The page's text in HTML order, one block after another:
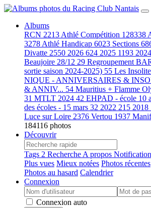
Albums
RCN 2213 Athlé Compétition 128338
3278 Athlé Handicap 6023 Sections
Divatte 2550 2026 624 2025 1193 2024
Beaujoire 28/12 29 Regroupement
sortie saison 2024-2025) 55 Les
NIQUE - ANNIVERSAIRES &
& ANNIV... 54 Mauritius + Flamme
31 MTLT 2024 42 EHPAD - école 10
des écoles - 15 mars 32 2022 215 2018
Luce sur Loire 2376 Vertou 1937
184116 photos
Découvrir
Tags 2 Recherche A propos
Plus vues Mieux notées Photos récentes
Photos au hasard Calendrier
Connexion
Connexion auto